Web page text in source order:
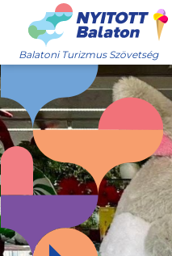
Balatoni Turizmus Szövetség